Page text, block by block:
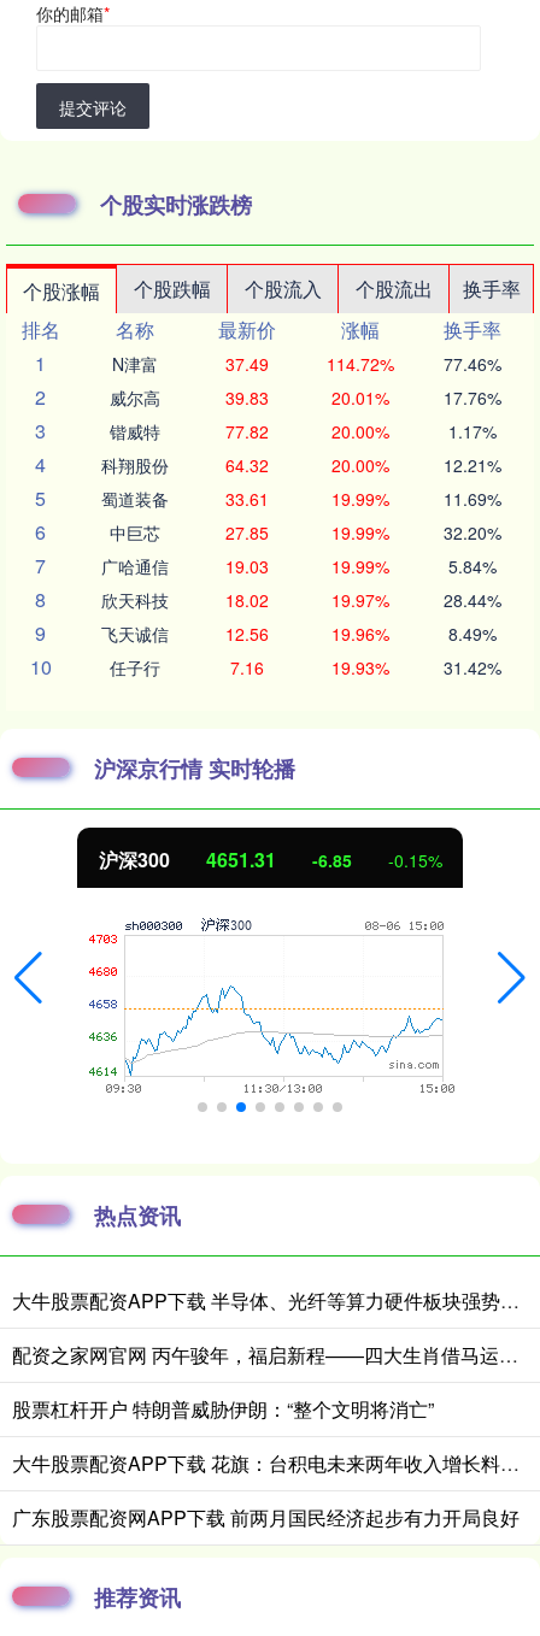
你的邮箱*
提交评论
个股实时涨跌榜
个股涨幅 个股跌幅 个股流入 个股流出
换手率
排名
名称 最新价 涨幅
换手率
1
N津富 37.49 114.72% 77.46%
2 威尔高 39.83 20.01% 17.76%
3 锴威特 77.82 20.00% 1.17%
4 科翔股份 64.32 20.00% 12.21%
5 蜀道装备 33.61 19.99% 11.69%
6 中巨芯 27.85 19.99% 32.20%
7 广哈通信 19.03 19.99% 5.84%
8 欣天科技 18.02 19.97% 28.44%
9 飞天诚信 12.56 19.96% 8.49%
10 任子行 7.16 19.93% 31.42%
沪深京行情 实时轮播
北证50 1122.88 3.42 0.30%
热点资讯
大牛股票配资APP下载 半导体、光纤等算力硬件板块强势上涨，科创50指数走出“反包阳”，科创50ETF易方达（588080）交投活跃
配资之家网官网 丙午骏年，福启新程——四大生肖借马运，赴富贵，伴清欢
股票杠杆开户 特朗普威胁伊朗：“整个文明将消亡”
大牛股票配资APP下载 花旗：台积电未来两年收入增长料将更为强劲
广东股票配资网APP下载 前两月国民经济起步有力开局良好
推荐资讯